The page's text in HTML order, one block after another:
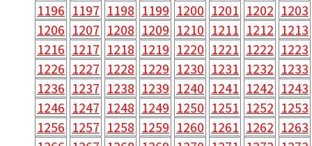
1196 1197 1198 1199 1200 1201 1202 1203
1206 1207 1208 1209 1210 1211 1212 1213
1216 1217 1218 1219 1220 1221 1222 1223
1226 1227 1228 1229 1230 1231 1232 1233
1236 1237 1238 1239 1240 1241 1242 1243
1246 1247 1248 1249 1250 1251 1252 1253
1256 1257 1258 1259 1260 1261 1262 1263